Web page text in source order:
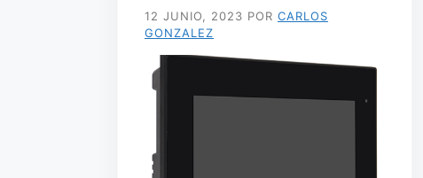
12 JUNIO, 2023 POR CARLOS
GONZALEZ